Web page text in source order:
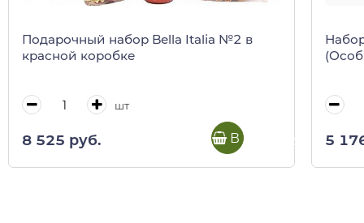
Подарочный набор Bella Italia №2 в
красной коробке
шт
8 525 руб. В корзину 5